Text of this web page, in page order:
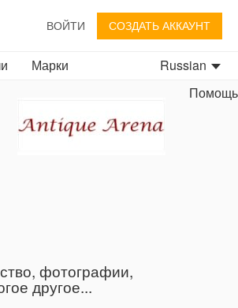
ВОЙТИ СОЗДАТЬ АККАУНТ
Марки
Russian
Помощь
фотографии,
другое...